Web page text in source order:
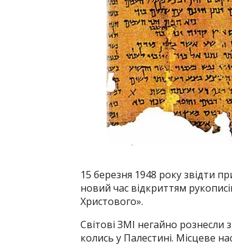
15 березня 1948 року звідти
новий час відкриттям
Христового».
Світові ЗМІ негайно рознесли
колись у Палестині. Місцеве